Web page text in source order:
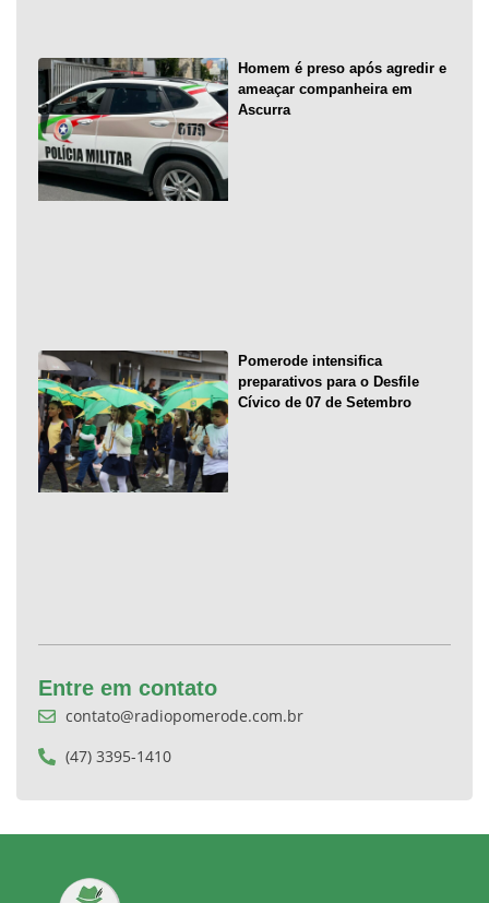
Homem é preso após agredir e
ameaçar companheira em
Ascurra
Pomerode intensifica
preparativos para o Desfile
Cívico de 07 de Setembro
Entre em contato
contato@radiopomerode.com.br
(47) 3395-1410